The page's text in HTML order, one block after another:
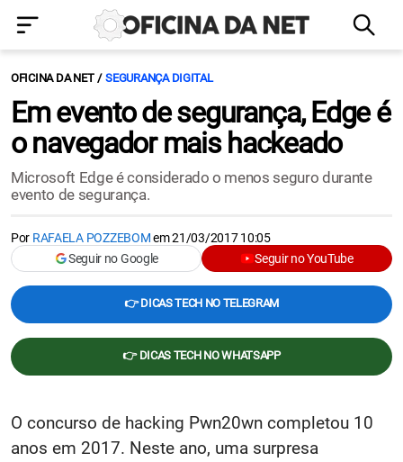
OFICINA DA NET SEGURANÇA DIGITAL
Em evento de segurança, Edge é
o navegador mais hackeado
Microsoft Edge é considerado o menos seguro durante
evento de segurança.
Por RAFAELA POZZEBOMem21/03/2017 10:05
Seguir no Google
Seguir no YouTube
👉 DICAS TECH NO TELEGRAM
👉 DICAS TECH NO WHATSAPP
O concurso de hacking Pwn20wn completou 10
anos em 2017. Neste ano, uma surpresa